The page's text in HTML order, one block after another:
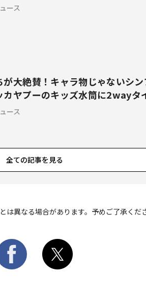
ース
が大絶賛！キャラ物じゃないシ
カヤプーのキッズ水筒に2wayタ
場
ース
全ての記事を見る
異なる場合があります。予めご了承くだ